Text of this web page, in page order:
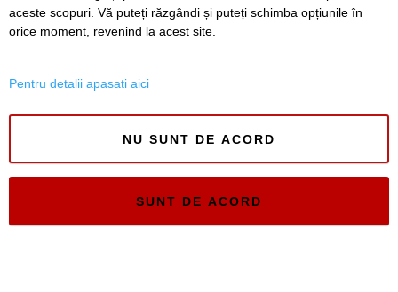
aceste scopuri. Vă puteți răzgândi și puteți schimba opțiunile în
orice moment, revenind la acest site.
Pentru detalii apasati aici
NU SUNT DE ACORD
SUNT DE ACORD